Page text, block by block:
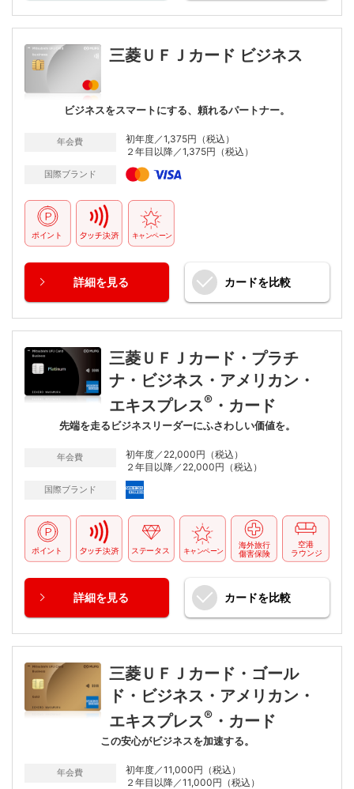
三菱ＵＦＪカード ビジネス
ビジネスをスマートにする、頼れるパートナー。
年会費
初年度／1,375円（税込）
２年目以降／1,375円（税込）
国際ブランド
詳細を見る カードを比較
三菱ＵＦＪカード・プラチ
ナ・ビジネス・アメリカン・
エキスプレス® ・カード
先端を走るビジネスリーダーにふさわしい価値を。
年会費
初年度／22,000円（税込）
２年目以降／22,000円（税込）
国際ブランド
詳細を見る カードを比較
三菱ＵＦＪカード・ゴール
ド・ビジネス・アメリカン・
エキスプレス® ・カード
この安心がビジネスを加速する。
年会費
初年度／11,000円（税込）
２年目以降／11,000円（税込）